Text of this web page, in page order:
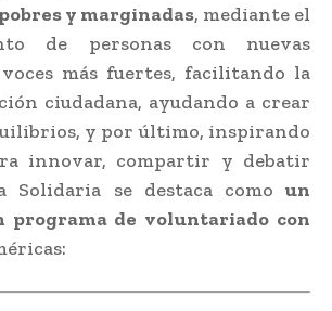
y marginadas, mediante el
de personas con nuevas
más fuertes, facilitando la
ciudadana, ayudando a crear
y por último, inspirando
innovar, compartir y debatir
Solidaria se destaca como un
programa de voluntariado con